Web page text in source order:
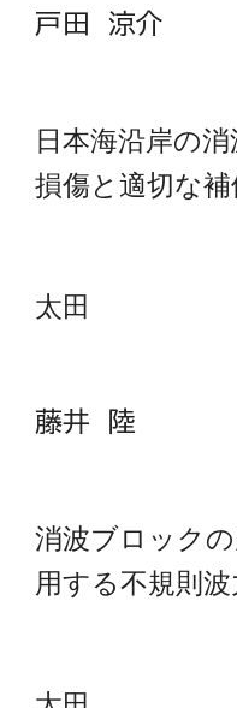
戸田 涼介
日本海沿岸の
損傷と適切な
太田
藤井 陸
消波ブロック
用する不規則